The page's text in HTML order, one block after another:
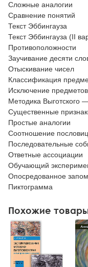
Сложные аналогии
Сравнение понятий
Текст Эббингауза
Текст Эббингауза (II
Противоположности
Заучивание десяти
Отыскивание чисел
Классификация
Исключение предметов
Методика Выготского
Существенные
Простые аналогии
Соотношение
Последовательные
Ответные ассоциации
Обучающий
Опосредованное
Пиктограмма
Похожие